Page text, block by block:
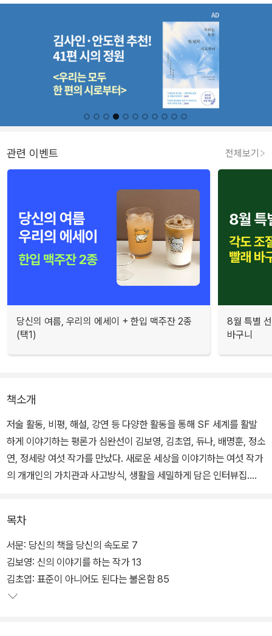
관련 이벤트 전체보기
당신의 여름, 우리의 에세이 + 한입 맥주잔 2종
(택1)
8월 특별
바구니
책소개
저술 활동, 비평, 해설, 강연 등 다양한 활동을 통해 SF 세계를 활발
하게 이야기하는 평론가 심완선이 김보영, 김초엽, 듀나, 배명훈, 정소
연, 정세랑 여섯 작가를 만났다. 새로운 세상을 이야기하는 여섯 작가
의 개개인의 가치관과 사고방식, 생활을 세밀하게 담은 인터뷰집.
좋아하는 일을 포기하지 않는 법, 작품 디테일에 숨겨진 이야기들을
진솔하게 나누었다. 심층적인 대화를 통해 SF 장르에 입문하려는 독
자부터 SF 팬까지 고루 읽을거리가 있는 책을 만들고자 했다. 특히 S
F의 넓은 스펙트럼을 촘촘히 채우기 위해서 노력했다.
목차
서문: 당신의 책을 당신의 속도로 7
김보영: 신의 이야기를 하는 작가 13
김초엽: 표준이 아니어도 된다는 불온함 85